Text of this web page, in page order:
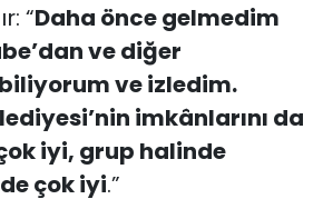
“Daha önce gelmedim
ve diğer
ve izledim.
imkânlarını da
iyi, grup halinde
çok iyi.”